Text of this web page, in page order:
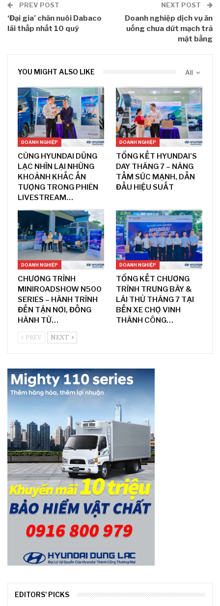
PREV POST
‘Đại gia’ chăn nuôi Dabaco
lãi thấp nhất 10 quý
NEXT POST
Doanh nghiệp dịch vụ ăn
uống chưa dứt mạch trả
mặt bằng
All
YOU MIGHT ALSO LIKE
DOANH NGHIỆP
CÙNG HYUNDAI DŨNG
LẠC NHÌN LẠI NHỮNG
KHOẢNH KHẮC ẤN
TƯỢNG TRONG PHIÊN
LIVESTREAM…
DOANH NGHIỆP
TỔNG KẾT HYUNDAI’S
DAY THÁNG 7 – NÂNG
TẦM SỨC MẠNH, DẪN
ĐẦU HIỆU SUẤT
DOANH NGHIỆP
CHƯƠNG TRÌNH
MINIROADSHOW N500
SERIES – HÀNH TRÌNH
ĐẾN TẬN NƠI, ĐỒNG
HÀNH TỪ…
DOANH NGHIỆP
TỔNG KẾT CHƯƠNG
TRÌNH TRƯNG BÀY &
LÁI THỬ THÁNG 7 TẠI
BẾN XE CHỢ VINH
THÀNH CÔNG…
PREV NEXT
EDITORS' PICKS